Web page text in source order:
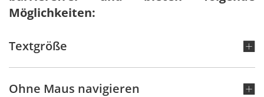
Möglichkeiten:
Textgröße
Ohne Maus navigieren